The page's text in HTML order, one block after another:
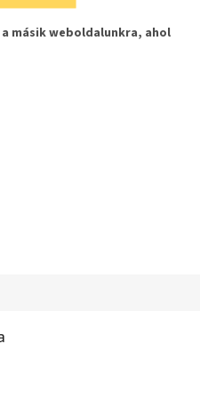
másik weboldalunkra, ahol